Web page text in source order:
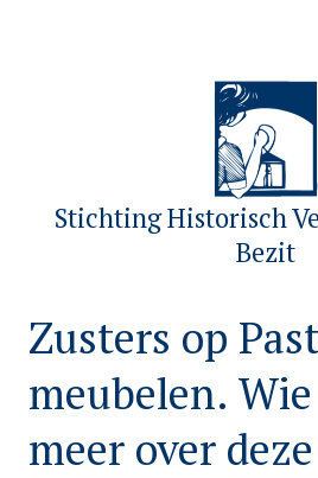
Stichting Historisch
Bezit
Zusters op
meubelen.
meer over